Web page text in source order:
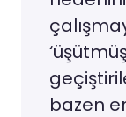
bazen